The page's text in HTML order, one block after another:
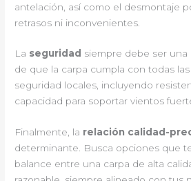
antelación, así como el desmontaje
retrasos ni inconvenientes.
La seguridad siempre debe ser una
de que la carpa cumpla con todas
seguridad locales, incluyendo
capacidad para soportar vientos
Finalmente, la relación calidad-
determinante. Busca opciones que
balance entre una carpa de alta